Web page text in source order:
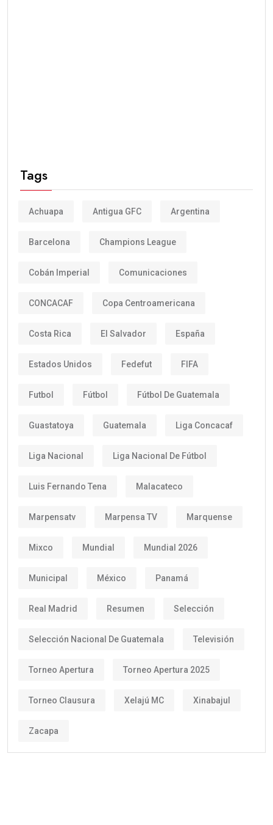
Tags
Achuapa Antigua GFC Argentina
Barcelona Champions League
Cobán Imperial Comunicaciones
CONCACAF Copa Centroamericana
Costa Rica El Salvador España
Estados Unidos Fedefut FIFA
Futbol Fútbol Fútbol De Guatemala
Guastatoya Guatemala Liga Concacaf
Liga Nacional Liga Nacional De Fútbol
Luis Fernando Tena Malacateco
Marpensatv Marpensa TV Marquense
Mixco Mundial Mundial 2026
Municipal México Panamá
Real Madrid Resumen Selección
Selección Nacional De Guatemala Televisión
Torneo Apertura Torneo Apertura 2025
Torneo Clausura Xelajú MC Xinabajul
Zacapa